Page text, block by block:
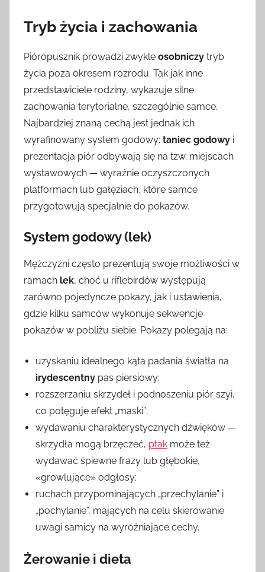
Tryb życia i zachowania
Pióropusznik prowadzi zwykle osobniczy tryb
życia poza okresem rozrodu. Tak jak inne
przedstawiciele rodziny, wykazuje silne
zachowania terytorialne, szczególnie samce.
Najbardziej znaną cechą jest jednak ich
wyrafinowany system godowy: taniec godowy i
prezentacja piór odbywają się na tzw. miejscach
wystawowych — wyraźnie oczyszczonych
platformach lub gałęziach, które samce
przygotowują specjalnie do pokazów.
System godowy (lek)
Mężczyźni często prezentują swoje możliwości w
ramach lek, choć u riflebirdów występują
zarówno pojedyncze pokazy, jak i ustawienia,
gdzie kilku samców wykonuje sekwencje
pokazów w pobliżu siebie. Pokazy polegają na:
uzyskaniu idealnego kąta padania światła na
irydescentny pas piersiowy;
rozszerzaniu skrzydeł i podnoszeniu piór szyi,
co potęguje efekt „maski”;
wydawaniu charakterystycznych dźwięków —
skrzydła mogą brzęczeć, ptak może też
wydawać śpiewne frazy lub głębokie,
«growlujące» odgłosy;
ruchach przypominających „przechylanie” i
„pochylanie”, mających na celu skierowanie
uwagi samicy na wyróżniające cechy.
Żerowanie i dieta